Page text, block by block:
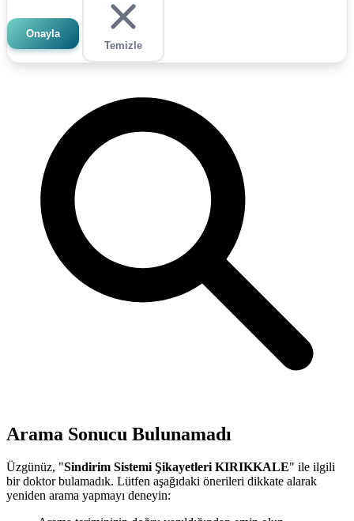
Onayla
Temizle
Arama Sonucu Bulunamadı
Üzgünüz, "Sindirim Sistemi Şikayetleri KIRIKKALE" ile ilgili
bir doktor bulamadık. Lütfen aşağıdaki önerileri dikkate alarak
yeniden arama yapmayı deneyin: